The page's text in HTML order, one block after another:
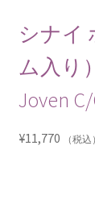
シナイ
ム入り
Joven
¥11,770 （税込）